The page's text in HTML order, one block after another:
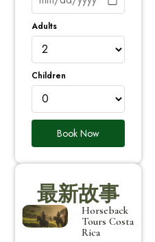
Adults
Children
Book Now
最新故事
Horseback
Tours Costa
Rica